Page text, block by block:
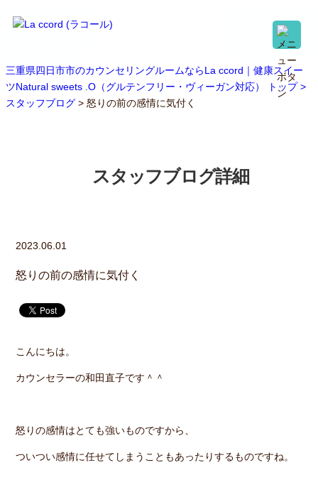
三重県四日市市のカウンセリングルームならLa ccord｜健康スイー
ツNatural sweets .O（グルテンフリー・ヴィーガン対応） トップ >
スタッフブログ > 怒りの前の感情に気付く
スタッフブログ詳細
2023.06.01
怒りの前の感情に気付く
こんにちは。
カウンセラーの和田直子です＾＾
怒りの感情はとても強いものですから、
ついつい感情に任せてしまうこともあったりするものですね。